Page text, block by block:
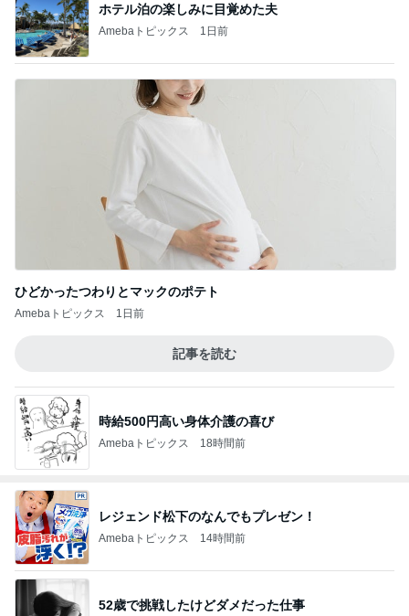
ホテル泊の楽しみに目覚めた夫
Amebaトピックス 1日前
ひどかったつわりとマックのポテト
Amebaトピックス 1日前
記事を読む
時給500円高い身体介護の喜び
Amebaトピックス 18時間前
レジェンド松下のなんでもプレゼン！
Amebaトピックス 14時間前
52歳で挑戦したけどダメだった仕事